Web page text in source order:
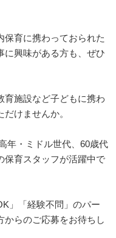
保育に携わっておられた
に興味がある方も、ぜひ
育施設など子どもに携わ
けませんか。
年・ミドル世代、60歳代
保育スタッフが活躍中で
」「経験不問」のパー
からのご応募をお待ちし